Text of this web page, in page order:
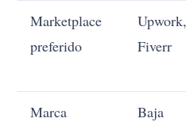
Marketplace
preferido
Upwork,
Fiverr
Marca
Baja